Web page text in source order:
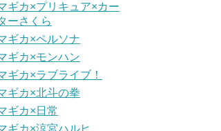
ギカ×プリキュア×カー
ーさくら
ギカ×ペルソナ
ギカ×モンハン
ギカ×ラブライブ！
ギカ×北斗の拳
ギカ×日常
ギカ×涼宮ハルヒ